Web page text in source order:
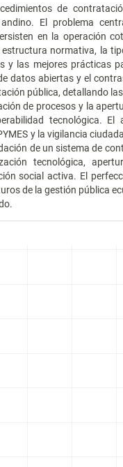
de
El problema
en la operación
normativa, la
y las mejores prácticas
datos abiertas y el
pública, detallando
de procesos y la
tecnológica.
y la vigilancia
de un sistema de
tecnológica,
social activa. El
de la gestión pública